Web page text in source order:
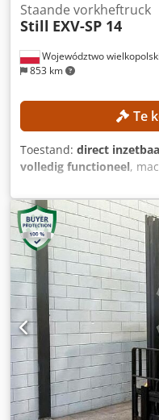
Województwo
853 km
Staande vorkheftruck
Still EXV-SP 14
Te
Toestand: direct
volledig functioneel,
draagvermogen:1.400 kg
hefhoogte:1.545 mm,
triplex, Geen
tegen het hoogste bod!
Draagvermogen: 1.400
hefhoogte: 1.545 mm
MACHINEGEGEVENS
Elektrisch
Externe referentie: